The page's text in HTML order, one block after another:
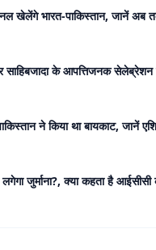
खेलेंगे भारत-पाकिस्तान, जानें अब
के आपत्तिजनक सेलेब्रेशन
ने किया था बायकाट, जानें
जुर्माना?, क्या कहता है आईसीसी